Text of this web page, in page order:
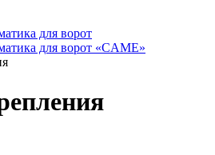
для ворот
для ворот «CAME»